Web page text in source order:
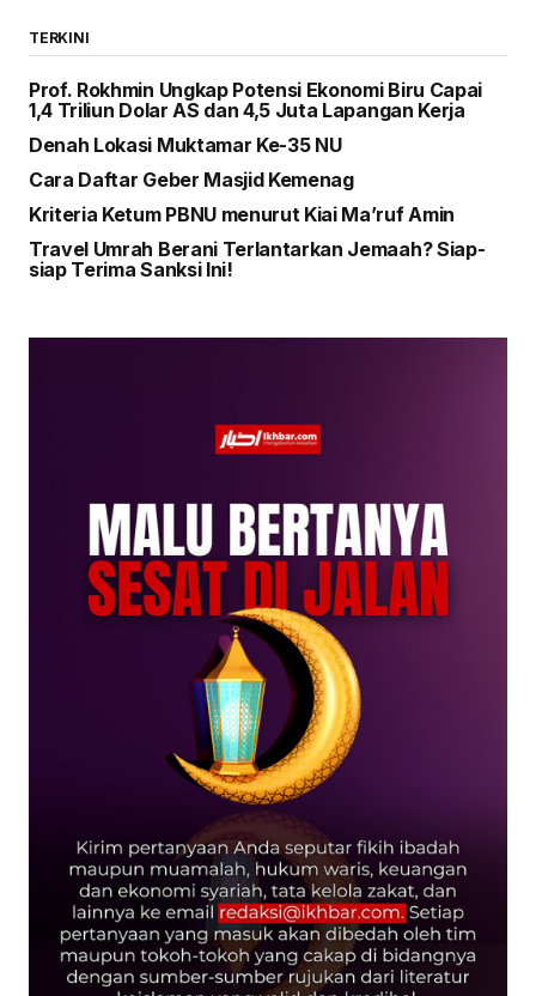
TERKINI
Prof. Rokhmin Ungkap Potensi Ekonomi Biru Capai
1,4 Triliun Dolar AS dan 4,5 Juta Lapangan Kerja
Denah Lokasi Muktamar Ke-35 NU
Cara Daftar Geber Masjid Kemenag
Kriteria Ketum PBNU menurut Kiai Ma’ruf Amin
Travel Umrah Berani Terlantarkan Jemaah? Siap-
siap Terima Sanksi Ini!